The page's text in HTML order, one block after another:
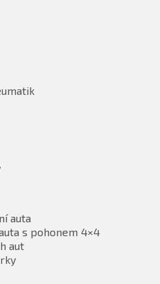
auta
s pohonem 4×4
aut